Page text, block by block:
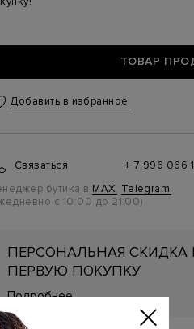
ТОВАР
Добавить в избранное
Связаться
+ 7 996 066
бутика в MAX, Telegram
с 10:00 до 21:00)
ПЕРСОНАЛЬНАЯ СКИДКА
ПЕРВУЮ ПОКУПКУ
Подробнее